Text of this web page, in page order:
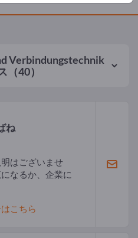
Verbindungstechnik
（40）
ね
はございませ
なるか、企業に
こちら